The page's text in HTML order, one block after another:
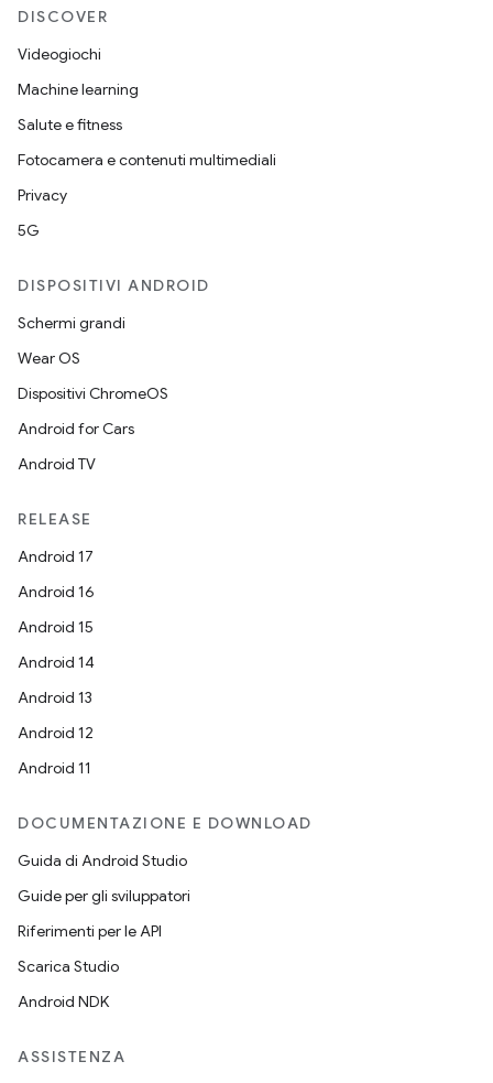
DISCOVER
Videogiochi
Machine learning
Salute e fitness
Fotocamera e contenuti multimediali
Privacy
5G
DISPOSITIVI ANDROID
Schermi grandi
Wear OS
Dispositivi ChromeOS
Android for Cars
Android TV
RELEASE
Android 17
Android 16
Android 15
Android 14
Android 13
Android 12
Android 11
DOCUMENTAZIONE E DOWNLOAD
Guida di Android Studio
Guide per gli sviluppatori
Riferimenti per le API
Scarica Studio
Android NDK
ASSISTENZA